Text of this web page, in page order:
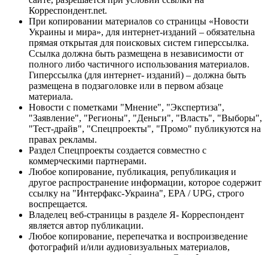
Корреспондент.net.
При копировании материалов со страницы «Новости
Украины и мира», для интернет-изданий – обязательна
прямая открытая для поисковых систем гиперссылка.
Ссылка должна быть размещена в независимости от
полного либо частичного использования материалов.
Гиперссылка (для интернет- изданий) – должна быть
размещена в подзаголовке или в первом абзаце
материала.
Новости с пометками "Мнение", "Экспертиза",
"Заявление", "Регионы", "Деньги", "Власть", "Выборы",
"Тест-драйв", "Спецпроекты", "Промо" публикуются на
правах рекламы.
Раздел Спецпроекты создается совместно с
коммерческими партнерами.
Любое копирование, публикация, републикация и
другое распространение информации, которое содержит
ссылку на "Интерфакс-Украина", EPA / UPG, строго
воспрещается.
Владелец веб-страницы в разделе Я- Корреспондент
является автор публикации.
Любое копирование, перепечатка и воспроизведение
фотографий и/или аудиовизуальных материалов,